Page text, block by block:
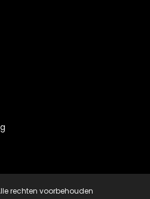
rechten voorbehouden